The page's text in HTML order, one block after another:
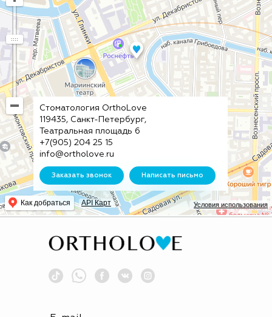
Как добраться API Карт Условия использования
Стоматология OrthoLove
119435, Санкт-Петербург,
Театральная площадь 6
+7(905) 204 25 15
info@ortholove.ru
Заказать звонок Написать письмо